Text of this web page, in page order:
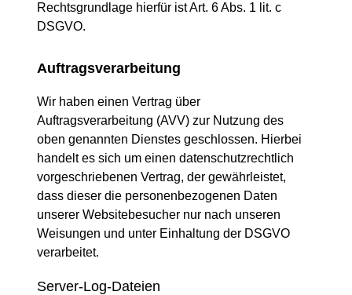
Rechtsgrundlage hierfür ist Art. 6 Abs. 1 lit. c
DSGVO.
Auftragsverarbeitung
Wir haben einen Vertrag über
Auftragsverarbeitung (AVV) zur Nutzung des
oben genannten Dienstes geschlossen. Hierbei
handelt es sich um einen datenschutzrechtlich
vorgeschriebenen Vertrag, der gewährleistet,
dass dieser die personenbezogenen Daten
unserer Websitebesucher nur nach unseren
Weisungen und unter Einhaltung der DSGVO
verarbeitet.
Server-Log-Dateien